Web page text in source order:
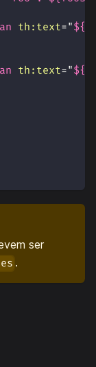
th: text="
th: text="
ser
.